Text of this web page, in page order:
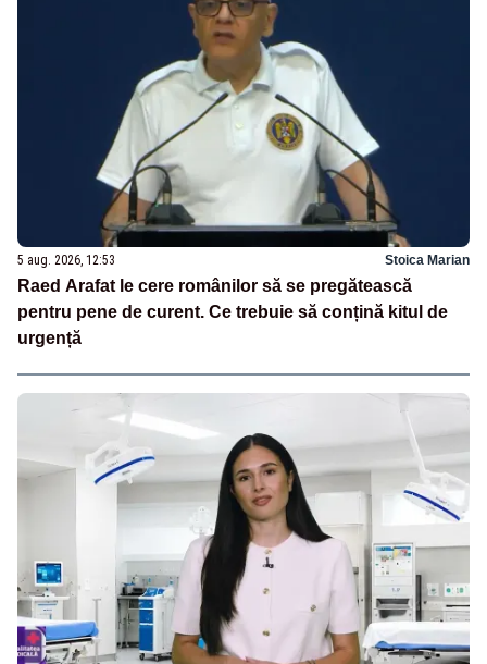
5 aug. 2026, 12:53 Stoica Marian
Raed Arafat le cere românilor să se pregătească
pentru pene de curent. Ce trebuie să conțină kitul de
urgență